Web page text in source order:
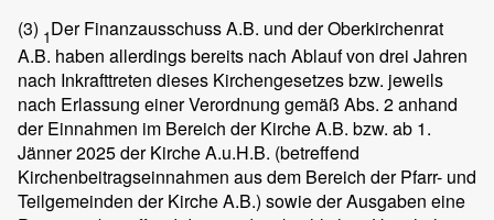
(3) 1Der Finanzausschuss A.B. und der Oberkirchenrat
A.B. haben allerdings bereits nach Ablauf von drei Jahren
nach Inkrafttreten dieses Kirchengesetzes bzw. jeweils
nach Erlassung einer Verordnung gemäß Abs. 2 anhand
der Einnahmen im Bereich der Kirche A.B. bzw. ab 1.
Jänner 2025 der Kirche A.u.H.B. (betreffend
Kirchenbeitragseinnahmen aus dem Bereich der Pfarr- und
Teilgemeinden der Kirche A.B.) sowie der Ausgaben eine